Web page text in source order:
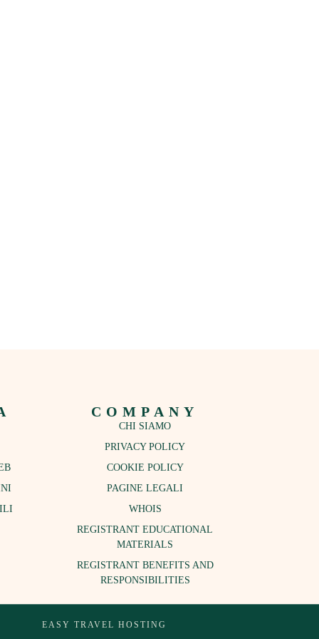
COMPANY
CHI SIAMO
PRIVACY POLICY
COOKIE POLICY
PAGINE LEGALI
WHOIS
REGISTRANT EDUCATIONAL
MATERIALS
REGISTRANT BENEFITS AND
RESPONSIBILITIES
EASY TRAVEL HOSTING